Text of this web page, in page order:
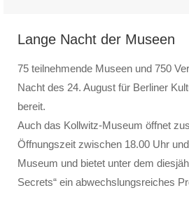
Lange Nacht der Museen
75 teilnehmende Museen und 750
Nacht des 24. August für Berliner
bereit.
Auch das Kollwitz-Museum öffnet
Öffnungszeit zwischen 18.00 Uhr
Museum und bietet unter dem
Secrets“ ein abwechslungsreiches